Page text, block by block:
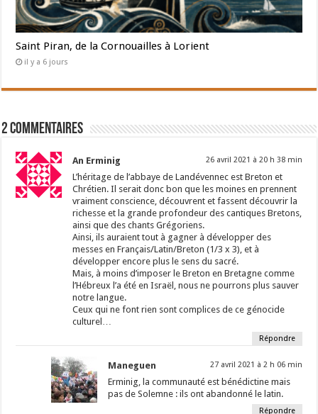
Saint Piran, de la Cornouailles à Lorient
il y a 6 jours
2 Commentaires
An Erminig 26 avril 2021 à 20 h 38 min
L’héritage de l’abbaye de Landévennec est Breton et
Chrétien. Il serait donc bon que les moines en prennent
vraiment conscience, découvrent et fassent découvrir la
richesse et la grande profondeur des cantiques Bretons,
ainsi que des chants Grégoriens.
Ainsi, ils auraient tout à gagner à développer des
messes en Français/Latin/Breton (1/3 x 3), et à
développer encore plus le sens du sacré.
Mais, à moins d’imposer le Breton en Bretagne comme
l’Hébreux l’a été en Israël, nous ne pourrons plus sauver
notre langue.
Ceux qui ne font rien sont complices de ce génocide
culturel…
Répondre
Maneguen 27 avril 2021 à 2 h 06 min
Erminig, la communauté est bénédictine mais
pas de Solemne : ils ont abandonné le latin.
Répondre